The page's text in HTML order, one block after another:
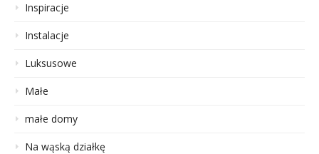
Inspiracje
Instalacje
Luksusowe
Małe
małe domy
Na wąską działkę